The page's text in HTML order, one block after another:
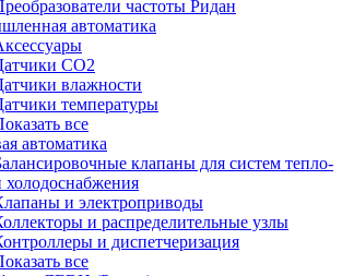
частоты Ридан
автоматика
CO2
влажности
температуры
все
автоматика
клапаны для систем тепло-
холодоснабжения
и электроприводы
и распределительные узлы
и диспетчеризация
все